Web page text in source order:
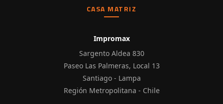
CASA MATRIZ
Impromax
Sargento Aldea 830
Paseo Las Palmeras, Local 13
Santiago - Lampa
Región Metropolitana - Chile